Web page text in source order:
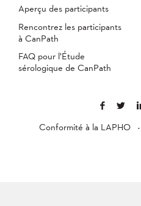
Aperçu des participants
Rencontrez les participants
à CanPath
FAQ pour l’Étude
sérologique de CanPath
Conformité à la LAPHO